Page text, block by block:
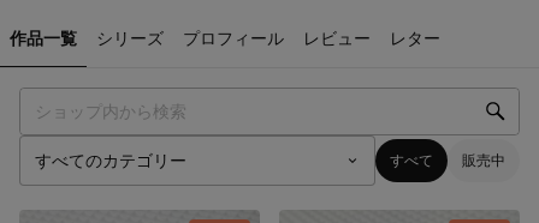
作品一覧 シリーズ プロフィール レビュー レター
すべて 販売中